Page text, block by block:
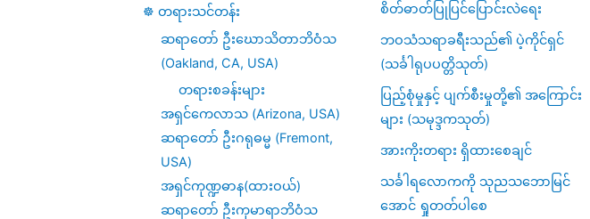
☸️ တရားသင်တန်း
ဆရာတော် ဦးဃောသိတာဘိဝံသ
(Oakland, CA, USA)
တရားစခန်းများ
အရှင်ကေလာသ (Arizona, USA)
ဆရာတော် ဦးဂရုဓမ္မ (Fremont,
USA)
အရှင်ကုဏ္ဍဓာန(ထားဝယ်)
ဆရာတော် ဦးကုမာရာဘိဝံသ
စိတ်ဓာတ်ပြုပြင်ပြောင်းလဲရေး
ဘဝသံသရာခရီးသည်၏ ပဲ့ကိုင်ရှင်
(သင်္ခါရုပပတ္တိသုတ်)
ပြည့်စုံမှုနှင့် ပျက်စီးမှုတို့၏ အကြောင်း
များ (သမုဒ္ဒကသုတ်)
အားကိုးတရား ရှိထားစေချင်
သင်္ခါရလောကကို သုညသဘောမြင်
အောင် ရှုတတ်ပါစေ